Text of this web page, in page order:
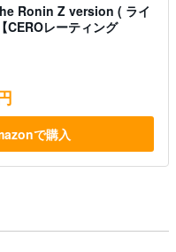
Ronin Z version ( ライ
CEROレーティング
で購入